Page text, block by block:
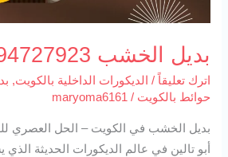
بديل الخشب 94727923
اترك تعليقاً / الديكورات الداخلية بالكويت,
حوائط بالكويت /
maryoma6161
بديل الخشب في الكويت – الحل العصري
أبو تالين في عالم الديكورات الحديثة